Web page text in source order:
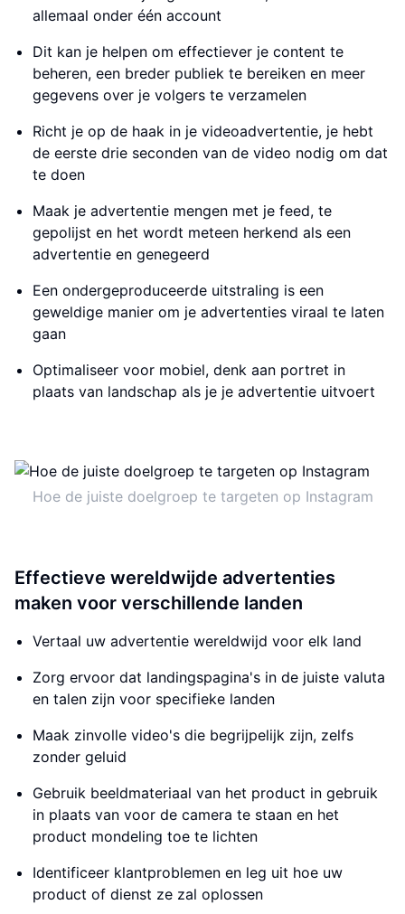
allemaal onder één account
Dit kan je helpen om effectiever je content te
beheren, een breder publiek te bereiken en meer
gegevens over je volgers te verzamelen
Richt je op de haak in je videoadvertentie, je hebt
de eerste drie seconden van de video nodig om dat
te doen
Maak je advertentie mengen met je feed, te
gepolijst en het wordt meteen herkend als een
advertentie en genegeerd
Een ondergeproduceerde uitstraling is een
geweldige manier om je advertenties viraal te laten
gaan
Optimaliseer voor mobiel, denk aan portret in
plaats van landschap als je je advertentie uitvoert
Hoe de juiste doelgroep te targeten op Instagram
Effectieve wereldwijde advertenties
maken voor verschillende landen
Vertaal uw advertentie wereldwijd voor elk land
Zorg ervoor dat landingspagina's in de juiste valuta
en talen zijn voor specifieke landen
Maak zinvolle video's die begrijpelijk zijn, zelfs
zonder geluid
Gebruik beeldmateriaal van het product in gebruik
in plaats van voor de camera te staan ​​en het
product mondeling toe te lichten
Identificeer klantproblemen en leg uit hoe uw
product of dienst ze zal oplossen